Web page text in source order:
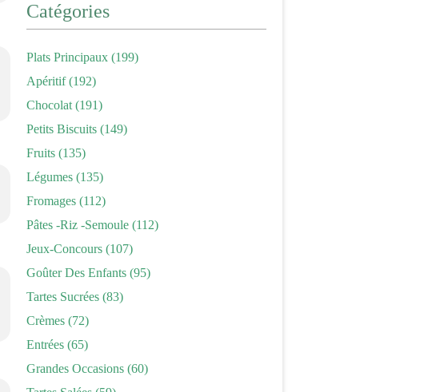
Catégories
Plats Principaux (199)
Apéritif(192)
Chocolat (191)
Petits Biscuits (149)
Fruits (135)
Légumes (135)
Fromages (112)
Pâtes -riz -semoule (112)
Jeux-Concours (107)
Goûter Des Enfants (95)
Tartes Sucrées (83)
Crèmes (72)
Entrées (65)
Grandes Occasions (60)